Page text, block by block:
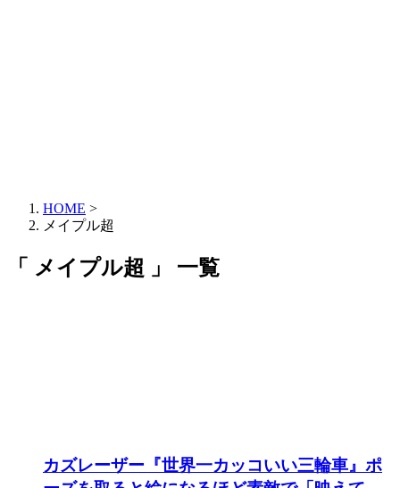
HOME >
メイプル超
「 メイプル超 」 一覧
カズレーザー『世界一カッコいい三輪車』ポ